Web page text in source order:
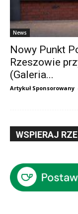
News
Nowy Punkt
Rzeszowie
(Galeria...
Artykuł Sponsorowany -
WSPIERAJ